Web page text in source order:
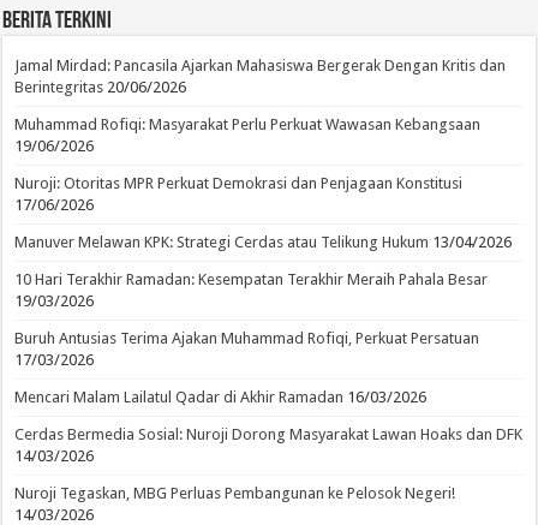
Berita Terkini
Jamal Mirdad: Pancasila Ajarkan Mahasiswa Bergerak Dengan Kritis dan
Berintegritas 20/06/2026
Muhammad Rofiqi: Masyarakat Perlu Perkuat Wawasan Kebangsaan
19/06/2026
Nuroji: Otoritas MPR Perkuat Demokrasi dan Penjagaan Konstitusi
17/06/2026
Manuver Melawan KPK: Strategi Cerdas atau Telikung Hukum 13/04/2026
10 Hari Terakhir Ramadan: Kesempatan Terakhir Meraih Pahala Besar
19/03/2026
Buruh Antusias Terima Ajakan Muhammad Rofiqi, Perkuat Persatuan
17/03/2026
Mencari Malam Lailatul Qadar di Akhir Ramadan 16/03/2026
Cerdas Bermedia Sosial: Nuroji Dorong Masyarakat Lawan Hoaks dan DFK
14/03/2026
Nuroji Tegaskan, MBG Perluas Pembangunan ke Pelosok Negeri!
14/03/2026